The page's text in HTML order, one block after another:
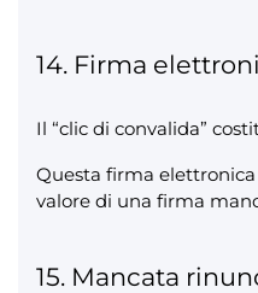
14. Firma
Il “clic di convalida”
Questa firma
valore di una firma
15. Mancata